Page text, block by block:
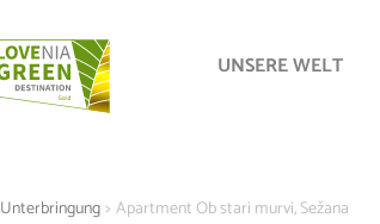
UNSERE WELT
Unterbringung > Apartment Ob stari murvi, Sežana